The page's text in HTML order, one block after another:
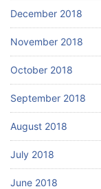
December 2018
November 2018
October 2018
September 2018
August 2018
July 2018
June 2018